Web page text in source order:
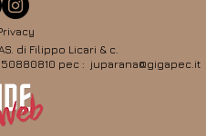
di Filippo Licari & c.
pec : juparana@gigapec.it